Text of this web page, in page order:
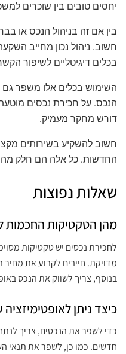
יחסים טובים בין שוכרים
בין אם זה בניהול הנכס או
חשוב. ניהול נכון מחייב
בכלים דיגיטליים לשיפור
השימוש בכלים אלו משפר גם
הנכס. על חכירת נכסים
דורש מחקר מעמיק.
חשוב להשקיע בשירותים
החדשות. כל אלה הם חלק
שאלות נפוצות
מהן הטקטיקות החכמות
לחכירת נכסים יש טקטיקות
מדויקת. חייבים לקבוע את מחיר
בנוסף, צריך לשווק את הנכס
כיצד ניתן
כדי לשפר את הנכסים, צריך
חדשים. כמו כן, לשפר את תנאי